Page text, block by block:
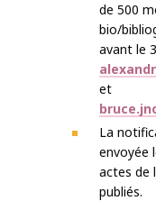
de 500
bio/
avant le
et
La
envoyée
actes de
publiés.